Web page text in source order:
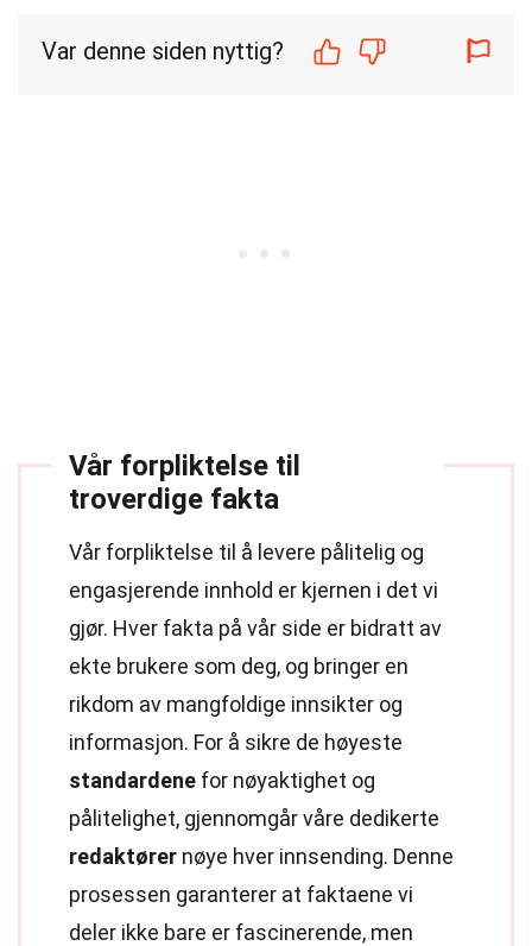
Var denne siden nyttig?
Vår forpliktelse til
troverdige fakta
Vår forpliktelse til å levere pålitelig og
engasjerende innhold er kjernen i det vi
gjør. Hver fakta på vår side er bidratt av
ekte brukere som deg, og bringer en
rikdom av mangfoldige innsikter og
informasjon. For å sikre de høyeste
standardene for nøyaktighet og
pålitelighet, gjennomgår våre dedikerte
redaktører nøye hver innsending. Denne
prosessen garanterer at faktaene vi
deler ikke bare er fascinerende, men